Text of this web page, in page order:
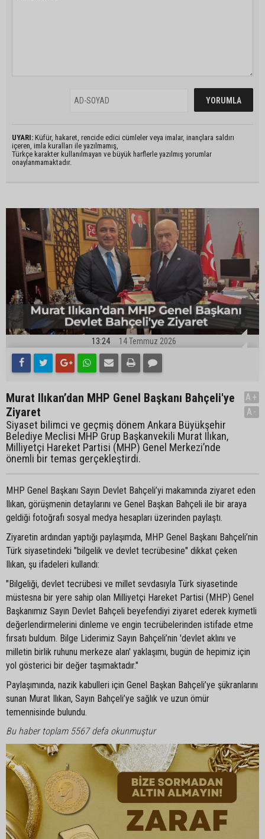
UYARI: Küfür, hakaret, rencide edici cümleler veya imalar, inançlara saldırı
içeren, imla kuralları ile yazılmamış,
Türkçe karakter kullanılmayan ve büyük harflerle yazılmış yorumlar
onaylanmamaktadır.
13:24 14 Temmuz 2026
Murat Ilıkan’dan MHP Genel Başkanı Bahçeli'ye
Ziyaret
Siyaset bilimci ve geçmiş dönem Ankara Büyükşehir
Belediye Meclisi MHP Grup Başkanvekili Murat Ilıkan,
Milliyetçi Hareket Partisi (MHP) Genel Merkezi’nde
önemli bir temas gerçekleştirdi.
A+
A-
MHP Genel Başkanı Sayın Devlet Bahçeli’yi makamında ziyaret eden
Ilıkan, görüşmenin detaylarını ve Genel Başkan Bahçeli ile bir araya
geldiği fotoğrafı sosyal medya hesapları üzerinden paylaştı.
Ziyaretin ardından yaptığı paylaşımda, MHP Genel Başkanı Bahçeli’nin
Türk siyasetindeki "bilgelik ve devlet tecrübesine" dikkat çeken
Ilıkan, şu ifadeleri kullandı:
"Bilgeliği, devlet tecrübesi ve millet sevdasıyla Türk siyasetinde
müstesna bir yere sahip olan Milliyetçi Hareket Partisi (MHP) Genel
Başkanımız Sayın Devlet Bahçeli beyefendiyi ziyaret ederek kıymetli
değerlendirmelerini dinleme ve engin tecrübelerinden istifade etme
fırsatı buldum. Bilge Liderimiz Sayın Bahçeli’nin 'devlet aklını ve
milletin birlik ruhunu merkeze alan' yaklaşımı, bugün de hepimiz için
yol gösterici bir değer taşımaktadır."
Paylaşımında, nazik kabulleri için Genel Başkan Bahçeli’ye şükranlarını
sunan Murat Ilıkan, Sayın Bahçeli’ye sağlık ve uzun ömür
temennisinde bulundu.
Bu haber toplam 5567 defa okunmuştur